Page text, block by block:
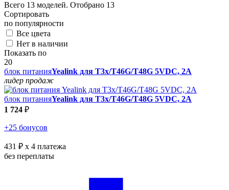
Всего 13 моделей. Отобрано 13
Сортировать
по популярности
Все цвета
Нет в наличии
Показать по
20
блок питанияYealink для T3x/T46G/T48G 5VDC, 2A
лидер продаж
блок питанияYealink для T3x/T46G/T48G 5VDC, 2A
1 724 ₽
+25 бонусов
431 ₽ x 4 платежа
без переплаты